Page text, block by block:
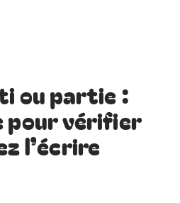
ou partie :
vérifier
l’écrire